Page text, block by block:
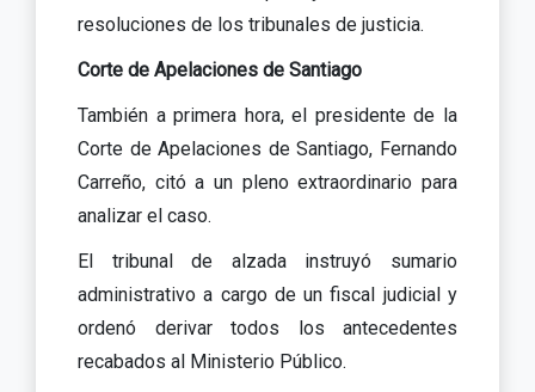
resoluciones de los tribunales de justicia.
Corte de Apelaciones de Santiago
También a primera hora, el presidente de la
Corte de Apelaciones de Santiago, Fernando
Carreño, citó a un pleno extraordinario para
analizar el caso.
El tribunal de alzada instruyó sumario
administrativo a cargo de un fiscal judicial y
ordenó derivar todos los antecedentes
recabados al Ministerio Público.